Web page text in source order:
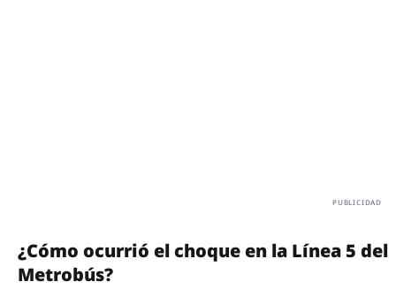
¿Cómo ocurrió el choque en la Línea 5 del
Metrobús?